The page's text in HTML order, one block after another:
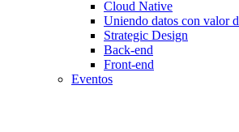
Cloud Native
Uniendo datos con valor
Strategic Design
Back-end
Front-end
Eventos